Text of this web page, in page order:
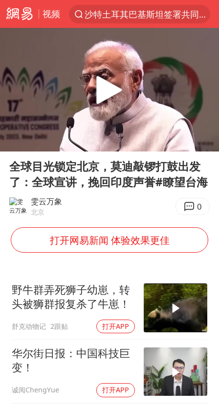
视频
沙特土耳其巴基斯坦签署共同防务协议
泉州市委书记张毅恭被查
全球首个长时储能一体化产业园量产
上海：台风白海豚或将带来龙卷风
名创优品回应女子吐槽内裤质量差
中巨芯：上半年归母净利润1405.77万元
中国女篮70-67险胜尼日利亚女篮
我国外贸延续良好增长态势
“新疆阿勒泰八月能滑雪”不实
胡彦斌韩磊 谁帮谁
胡彦斌获《歌手2026》歌王
秋天的第一杯奶茶到底有多火
夯实基础开新局
Play
00:00 05:34
全球目光锁定北京，莫迪敲锣打鼓出发
了：全球宣讲，挽回印度声誉#瞭望台海
雯云万象
北京 0
打开网易新闻 体验效果更佳
野牛群弄死狮子幼崽，转
头被狮群报复杀了牛崽！
舒克动物记 2跟贴 打开APP
华尔街日报：中国科技巨
变！
诚阅ChengYue 打开APP